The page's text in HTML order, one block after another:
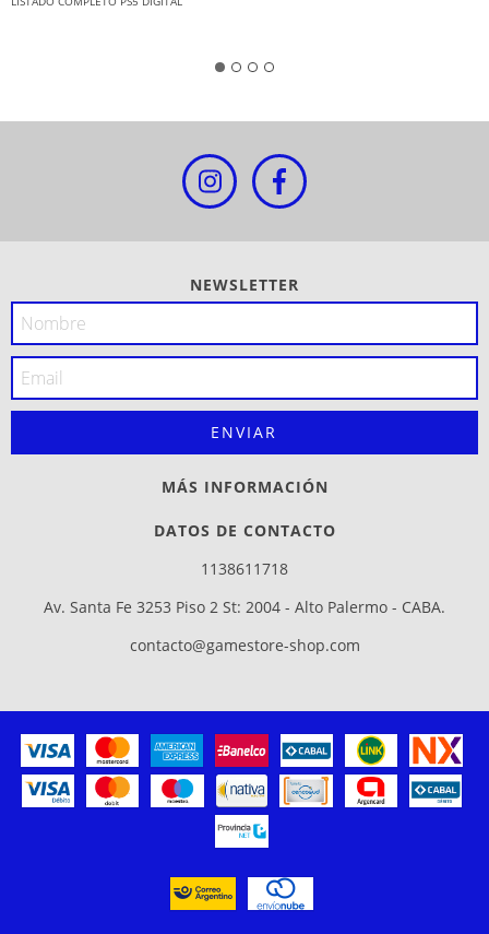
NEWSLETTER
MÁS INFORMACIÓN
DATOS DE CONTACTO
1138611718
Av. Santa Fe 3253 Piso 2 St: 2004 - Alto Palermo - CABA.
contacto@gamestore-shop.com